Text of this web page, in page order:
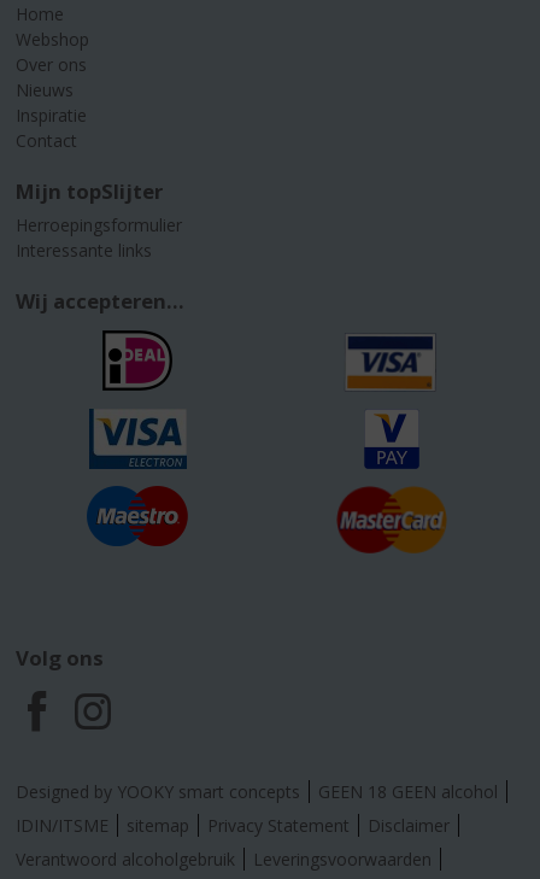
Home
Webshop
Over ons
Nieuws
Inspiratie
Contact
Mijn topSlijter
Herroepingsformulier
Interessante links
Wij accepteren...
Volg ons
F
a
c
I
n
s
Designed by YOOKY smart concepts
GEEN 18 GEEN alcohol
IDIN/ITSME
sitemap Privacy Statement
Disclaimer
Verantwoord alcoholgebruik
Leveringsvoorwaarden